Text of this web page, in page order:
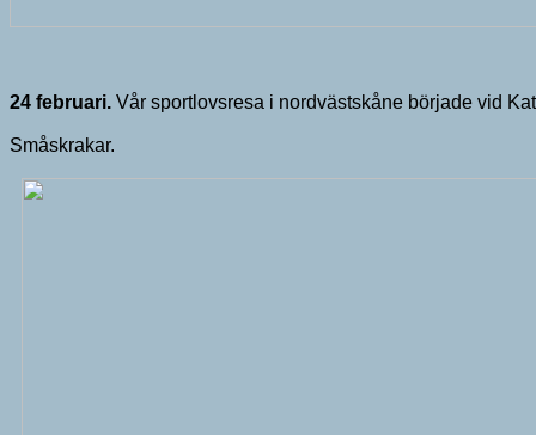
24 februari. Vår sportlovsresa i nordvästskåne började vid
Småskrakar.